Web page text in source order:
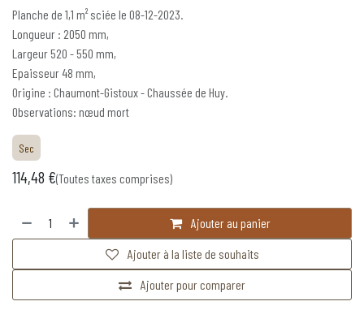
Planche de 1,1 m² sciée le 08-12-2023.
Longueur : 2050 mm,
Largeur 520 - 550 mm,
Epaisseur 48 mm,
Origine : Chaumont-Gistoux - Chaussée de Huy.
Observations: nœud mort
Sec
114,48 €(Toutes taxes comprises)
Ajouter au panier
Ajouter pour comparer
Ajouter à la liste de souhaits